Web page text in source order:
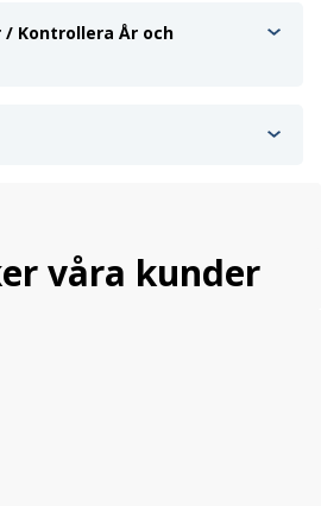
Kontrollera År och
våra kunder